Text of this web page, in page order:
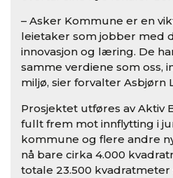
– Asker Kommune er en
leietaker som jobber med
innovasjon og læring. De
samme verdiene som oss,
miljø, sier forvalter Asbjørn
Prosjektet utføres av Aktiv
fullt frem mot innflytting i
kommune og flere andre
nå bare cirka 4.000
totale 23.500